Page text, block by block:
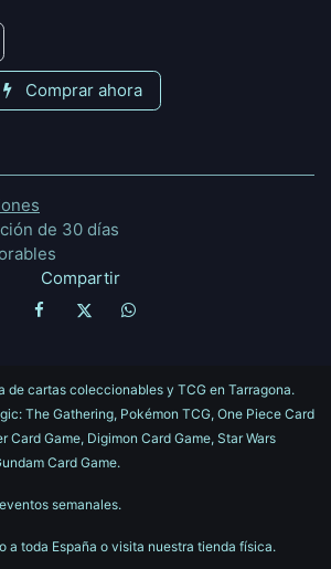
Comprar ahora
de 30 días
Compartir
de cartas coleccionables y TCG en Tarragona.
The Gathering, Pokémon TCG, One Piece Card
Card Game, Digimon Card Game, Star Wars
Card Game.
semanales.
a toda España o visita nuestra tienda física.